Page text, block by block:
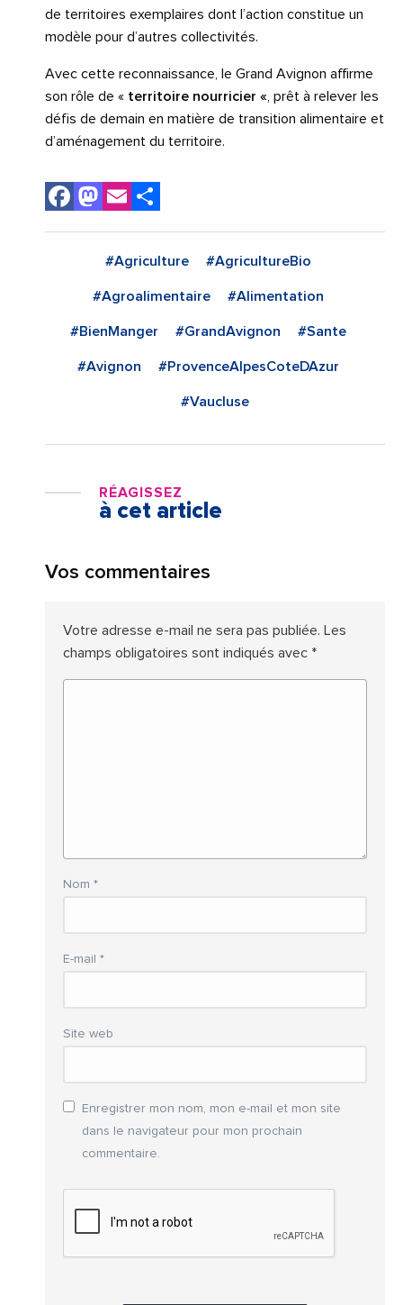
de territoires exemplaires dont l’action constitue un
modèle pour d’autres collectivités.
Avec cette reconnaissance, le Grand Avignon affirme
son rôle de « territoire nourricier « , prêt à relever les
défis de demain en matière de transition alimentaire et
d’aménagement du territoire.
Facebook
Mastodon
Email
#Agriculture #AgricultureBio
#Agroalimentaire #Alimentation
#BienManger #GrandAvignon #Sante
#Avignon #ProvenceAlpesCoteDAzur
#Vaucluse
RÉAGISSEZ
à cet article
Vos commentaires
Votre adresse e-mail ne sera pas publiée. Les
champs obligatoires sont indiqués avec *
Nom *
E-mail *
Site web
Enregistrer mon nom, mon e-mail et mon site
dans le navigateur pour mon prochain
commentaire.